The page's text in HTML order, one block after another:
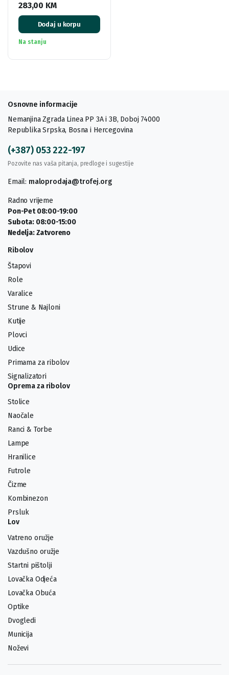
283,00 KM
Dodaj u korpu
Na stanju
Osnovne informacije
Nemanjina Zgrada Linea PP 3A i 3B, Doboj 74000
Republika Srpska, Bosna i Hercegovina
(+387) 053 222-197
Pozovite nas vaša pitanja, predloge i sugestije
Email: maloprodaja@trofej.org
Radno vrijeme
Pon-Pet 08:00-19:00
Subota: 08:00-15:00
Nedelja: Zatvoreno
Ribolov
Štapovi
Role
Varalice
Strune & Najloni
Kutije
Plovci
Udice
Primama za ribolov
Signalizatori
Oprema za ribolov
Stolice
Naočale
Ranci & Torbe
Lampe
Hranilice
Futrole
Čizme
Kombinezon
Prsluk
Lov
Vatreno oružje
Vazdušno oružje
Startni pištolji
Lovačka Odjeća
Lovačka Obuća
Optike
Dvogledi
Municija
Noževi